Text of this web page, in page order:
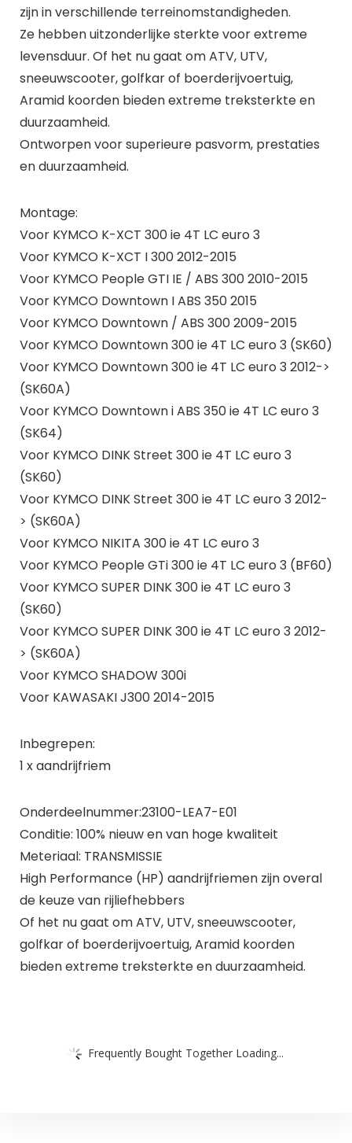
zijn in verschillende terreinomstandigheden.
Ze hebben uitzonderlijke sterkte voor extreme
levensduur. Of het nu gaat om ATV, UTV,
sneeuwscooter, golfkar of boerderijvoertuig,
Aramid koorden bieden extreme treksterkte en
duurzaamheid.
Ontworpen voor superieure pasvorm, prestaties
en duurzaamheid.
Montage:
Voor KYMCO K-XCT 300 ie 4T LC euro 3
Voor KYMCO K-XCT I 300 2012-2015
Voor KYMCO People GTI IE / ABS 300 2010-2015
Voor KYMCO Downtown I ABS 350 2015
Voor KYMCO Downtown / ABS 300 2009-2015
Voor KYMCO Downtown 300 ie 4T LC euro 3 (SK60)
Voor KYMCO Downtown 300 ie 4T LC euro 3 2012->
(SK60A)
Voor KYMCO Downtown i ABS 350 ie 4T LC euro 3
(SK64)
Voor KYMCO DINK Street 300 ie 4T LC euro 3
(SK60)
Voor KYMCO DINK Street 300 ie 4T LC euro 3 2012-
> (SK60A)
Voor KYMCO NIKITA 300 ie 4T LC euro 3
Voor KYMCO People GTi 300 ie 4T LC euro 3 (BF60)
Voor KYMCO SUPER DINK 300 ie 4T LC euro 3
(SK60)
Voor KYMCO SUPER DINK 300 ie 4T LC euro 3 2012-
> (SK60A)
Voor KYMCO SHADOW 300i
Voor KAWASAKI J300 2014-2015
Inbegrepen:
1 x aandrijfriem
Onderdeelnummer:23100-LEA7-E01
Conditie: 100% nieuw en van hoge kwaliteit
Meteriaal: TRANSMISSIE
High Performance (HP) aandrijfriemen zijn overal
de keuze van rijliefhebbers
Of het nu gaat om ATV, UTV, sneeuwscooter,
golfkar of boerderijvoertuig, Aramid koorden
bieden extreme treksterkte en duurzaamheid.
Frequently Bought Together Loading...